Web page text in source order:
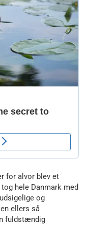
for alvor blev et
hele Danmark med
og
ellers så
fuldstændig